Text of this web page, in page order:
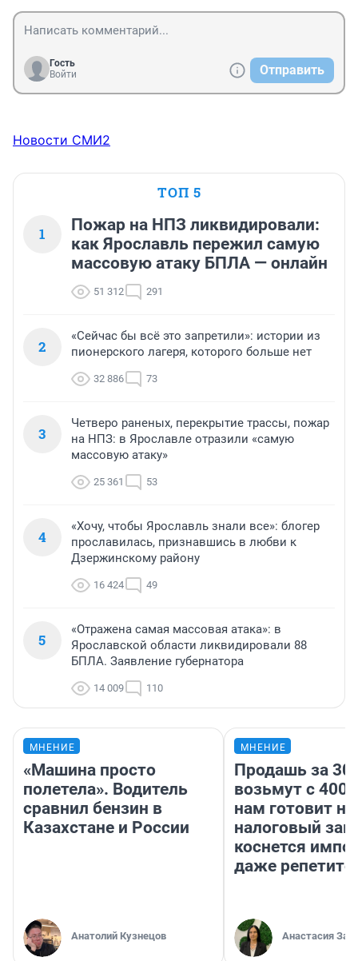
Гость
Войти
Отправить
Новости СМИ2
ТОП 5
1
Пожар на НПЗ ликвидировали:
как Ярославль пережил самую
массовую атаку БПЛА — онлайн
51 312 291
2
«Сейчас бы всё это запретили»: истории из
пионерского лагеря, которого больше нет
32 886 73
3
Четверо раненых, перекрытие трассы, пожар
на НПЗ: в Ярославле отразили «самую
массовую атаку»
25 361 53
4
«Хочу, чтобы Ярославль знали все»: блогер
прославилась, признавшись в любви к
Дзержинскому району
16 424 49
5
«Отражена самая массовая атака»: в
Ярославской области ликвидировали 88
БПЛА. Заявление губернатора
14 009 110
МНЕНИЕ
«Машина просто
полетела». Водитель
сравнил бензин в
Казахстане и России
Анатолий Кузнецов
МНЕНИЕ
Продашь за
возьмут с
нам готовит
налоговый
коснется
даже
Анастасия